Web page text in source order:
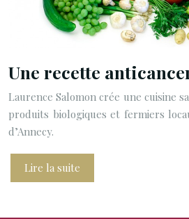
Une recette
Laurence Salomon crée une cuisine
produits biologiques et fermiers
d’Annecy.
Lire la suite